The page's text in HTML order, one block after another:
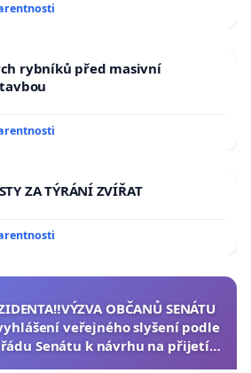
rybníků před masivní
ZA TÝRÁNÍ ZVÍŘAT
OBČANŮ SENÁTU
vyhlášení veřejného slyšení podle
Senátu k návrhu na přijetí